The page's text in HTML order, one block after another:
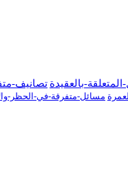
بالعقيدة تصانيف-
مسائل-متفرقة-في-الحظر-